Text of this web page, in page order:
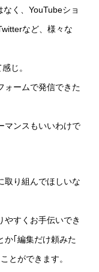
く、YouTubeショ
など、様々な
じ。
ォームで発信できた
マンスもいいわけで
取り組んでほしいな
やすくお手伝いでき
か｢編集だけ頼みた
とができます。